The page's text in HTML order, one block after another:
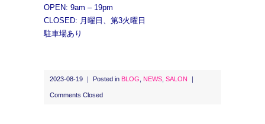
OPEN: 9am – 19pm
CLOSED: 月曜日、第3火曜日
駐車場あり
2023-08-19 ｜ Posted in BLOG NEWS SALON
Comments Closed